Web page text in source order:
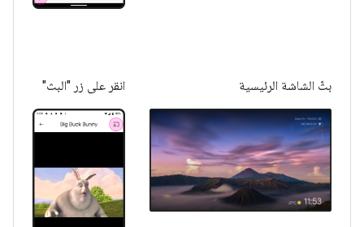
انقر على زر "البث" بثّ الشاشة الرئيسية